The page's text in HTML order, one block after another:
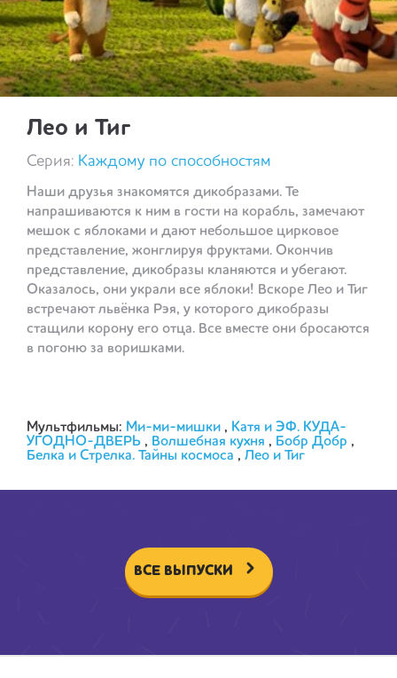
Лео и Тиг
Серия: Каждому по способностям
Наши друзья знакомятся дикобразами. Те
напрашиваются к ним в гости на корабль, замечают
мешок с яблоками и дают небольшое цирковое
представление, жонглируя фруктами. Окончив
представление, дикобразы кланяются и убегают.
Оказалось, они украли все яблоки! Вскоре Лео и Тиг
встречают львёнка Рэя, у которого дикобразы
стащили корону его отца. Все вместе они бросаются
в погоню за воришками.
Мультфильмы: Ми-ми-мишки , Катя и ЭФ. КУДА-
УГОДНО-ДВЕРЬ , Волшебная кухня , Бобр Добр ,
Белка и Стрелка. Тайны космоса , Лео и Тиг
ВСЕ ВЫПУСКИ